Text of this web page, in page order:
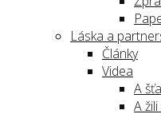
Láska a
Články
Videa
A
A